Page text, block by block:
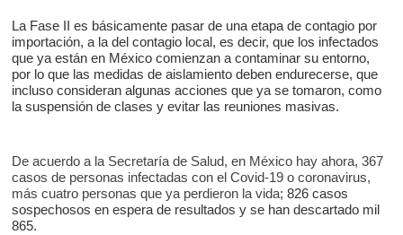
La Fase II es básicamente pasar de una etapa de contagio por
importación, a la del contagio local, es decir, que los infectados
que ya están en México comienzan a contaminar su entorno,
por lo que las medidas de aislamiento deben endurecerse, que
incluso consideran algunas acciones que ya se tomaron, como
la suspensión de clases y evitar las reuniones masivas.
De acuerdo a la Secretaría de Salud, en México hay ahora, 367
casos de personas infectadas con el Covid-19 o coronavirus,
más cuatro personas que ya perdieron la vida;826casos
sospechosos en espera de resultados y se han descartado mil
865.